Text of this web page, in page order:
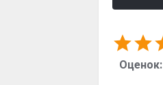
Оценок: